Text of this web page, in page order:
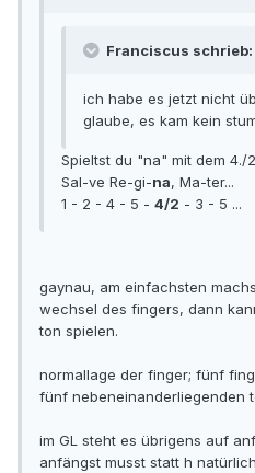
Franciscus schrieb:
ich habe es jetzt nicht
glaube, es kam kein
Spieltst du "na" mit dem 4./
Sal-ve Re-gi-na, Ma-ter...
1 - 2 - 4 - 5 - 4/2 - 3 - 5 ...
gaynau, am einfachsten
wechsel des fingers, dann
ton spielen.
normallage der finger; fünf
fünf nebeneinanderliegenden
im GL steht es übrigens auf
anfängst musst statt h